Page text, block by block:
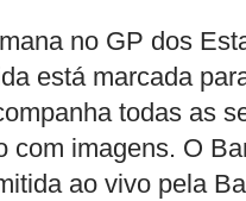
no GP dos
está marcada
todas as
com imagens. O
ao vivo pela